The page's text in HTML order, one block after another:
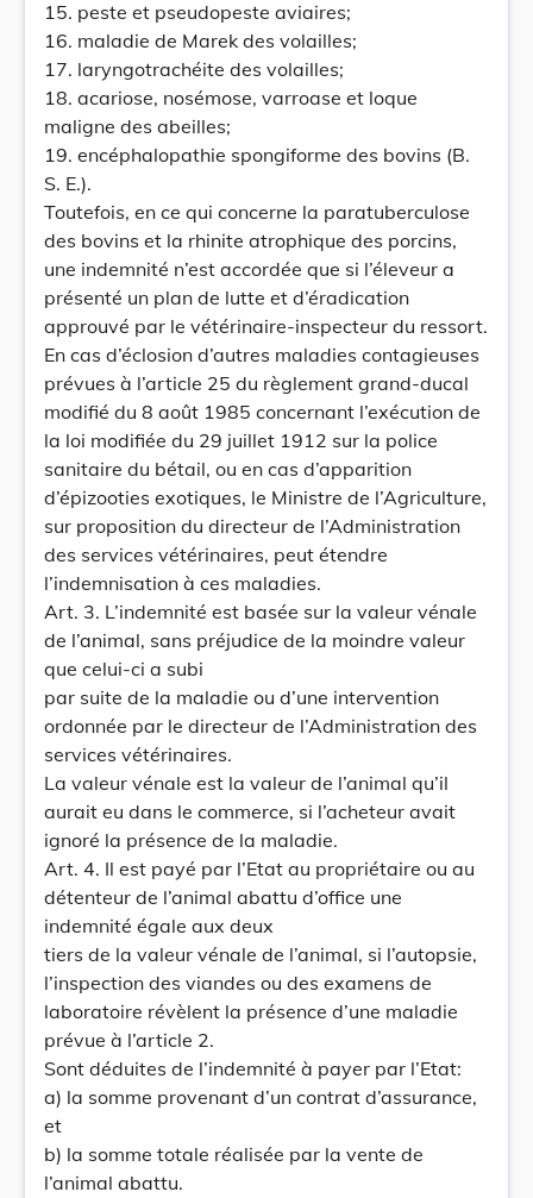
15. peste et pseudopeste aviaires;
16. maladie de Marek des volailles;
17. laryngotrachéite des volailles;
18. acariose, nosémose, varroase et loque
maligne des abeilles;
19. encéphalopathie spongiforme des bovins (B.
S. E.).
Toutefois, en ce qui concerne la paratuberculose
des bovins et la rhinite atrophique des porcins,
une indemnité n’est accordée que si l’éleveur a
présenté un plan de lutte et d’éradication
approuvé par le vétérinaire-inspecteur du ressort.
En cas d’éclosion d’autres maladies contagieuses
prévues à l’article 25 du règlement grand-ducal
modifié du 8 août 1985 concernant l’exécution de
la loi modifiée du 29 juillet 1912 sur la police
sanitaire du bétail, ou en cas d’apparition
d’épizooties exotiques, le Ministre de l’Agriculture,
sur proposition du directeur de l’Administration
des services vétérinaires, peut étendre
l’indemnisation à ces maladies.
Art. 3. L’indemnité est basée sur la valeur vénale
de l’animal, sans préjudice de la moindre valeur
que celui-ci a subi
par suite de la maladie ou d’une intervention
ordonnée par le directeur de l’Administration des
services vétérinaires.
La valeur vénale est la valeur de l’animal qu’il
aurait eu dans le commerce, si l’acheteur avait
ignoré la présence de la maladie.
Art. 4. Il est payé par l’Etat au propriétaire ou au
détenteur de l’animal abattu d’office une
indemnité égale aux deux
tiers de la valeur vénale de l’animal, si l’autopsie,
l’inspection des viandes ou des examens de
laboratoire révèlent la présence d’une maladie
prévue à l’article 2.
Sont déduites de l’indemnité à payer par l’Etat:
a) la somme provenant d’un contrat d’assurance,
et
b) la somme totale réalisée par la vente de
l’animal abattu.